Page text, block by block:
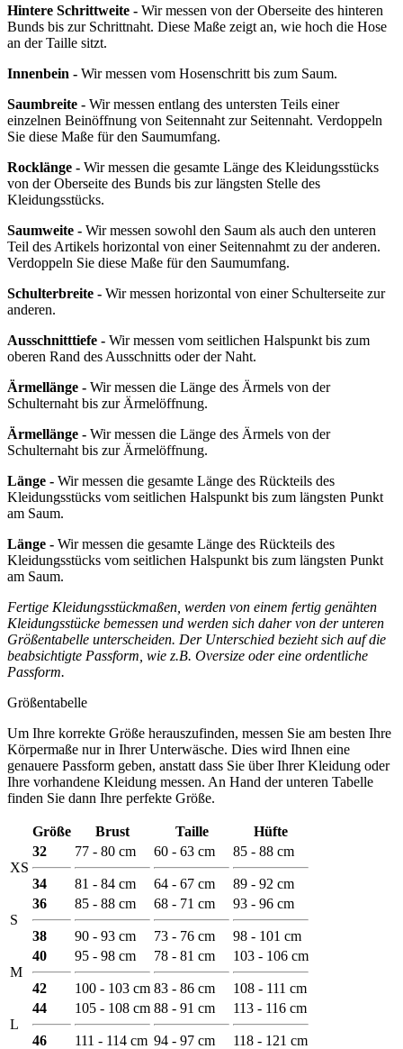
Hintere Schrittweite - Wir messen von der Oberseite des hinteren
Bunds bis zur Schrittnaht. Diese Maße zeigt an, wie hoch die Hose
an der Taille sitzt.
Innenbein - Wir messen vom Hosenschritt bis zum Saum.
Saumbreite - Wir messen entlang des untersten Teils einer
einzelnen Beinöffnung von Seitennaht zur Seitennaht. Verdoppeln
Sie diese Maße für den Saumumfang.
Rocklänge - Wir messen die gesamte Länge des Kleidungsstücks
von der Oberseite des Bunds bis zur längsten Stelle des
Kleidungsstücks.
Saumweite - Wir messen sowohl den Saum als auch den unteren
Teil des Artikels horizontal von einer Seitennahmt zu der anderen.
Verdoppeln Sie diese Maße für den Saumumfang.
Schulterbreite - Wir messen horizontal von einer Schulterseite zur
anderen.
Ausschnitttiefe - Wir messen vom seitlichen Halspunkt bis zum
oberen Rand des Ausschnitts oder der Naht.
Ärmellänge - Wir messen die Länge des Ärmels von der
Schulternaht bis zur Ärmelöffnung.
Ärmellänge - Wir messen die Länge des Ärmels von der
Schulternaht bis zur Ärmelöffnung.
Länge - Wir messen die gesamte Länge des Rückteils des
Kleidungsstücks vom seitlichen Halspunkt bis zum längsten Punkt
am Saum.
Länge - Wir messen die gesamte Länge des Rückteils des
Kleidungsstücks vom seitlichen Halspunkt bis zum längsten Punkt
am Saum.
Fertige Kleidungsstückmaßen, werden von einem fertig genähten
Kleidungsstücke bemessen und werden sich daher von der unteren
Größentabelle unterscheiden. Der Unterschied bezieht sich auf die
beabsichtigte Passform, wie z.B. Oversize oder eine ordentliche
Passform.
Größentabelle
Um Ihre korrekte Größe herauszufinden, messen Sie am besten Ihre
Körpermaße nur in Ihrer Unterwäsche. Dies wird Ihnen eine
genauere Passform geben, anstatt dass Sie über Ihrer Kleidung oder
Ihre vorhandene Kleidung messen. An Hand der unteren Tabelle
finden Sie dann Ihre perfekte Größe.
Größe Brust Taille Hüfte
XS
32
34
77 - 80 cm
81 - 84 cm
60 - 63 cm
64 - 67 cm
85 - 88 cm
89 - 92 cm
S
36
38
85 - 88 cm
90 - 93 cm
68 - 71 cm
73 - 76 cm
93 - 96 cm
98 - 101 cm
M
40
42
95 - 98 cm
100 - 103 cm
78 - 81 cm
83 - 86 cm
103 - 106 cm
108 - 111 cm
L
44
46
105 - 108 cm
111 - 114 cm
88 - 91 cm
94 - 97 cm
113 - 116 cm
118 - 121 cm